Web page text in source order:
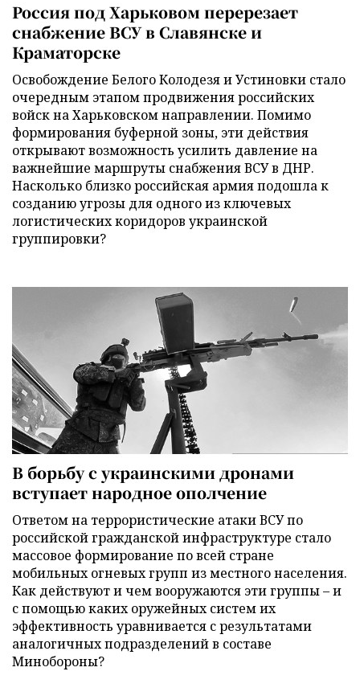
Россия под Харьковом перерезает
снабжение ВСУ в Славянске и
Краматорске
Освобождение Белого Колодезя и Устиновки стало
очередным этапом продвижения российских
войск на Харьковском направлении. Помимо
формирования буферной зоны, эти действия
открывают возможность усилить давление на
важнейшие маршруты снабжения ВСУ в ДНР.
Насколько близко российская армия подошла к
созданию угрозы для одного из ключевых
логистических коридоров украинской
группировки?
В борьбу с украинскими дронами
вступает народное ополчение
Ответом на террористические атаки ВСУ по
российской гражданской инфраструктуре стало
массовое формирование по всей стране
мобильных огневых групп из местного населения.
Как действуют и чем вооружаются эти группы – и
с помощью каких оружейных систем их
эффективность уравнивается с результатами
аналогичных подразделений в составе
Минобороны?